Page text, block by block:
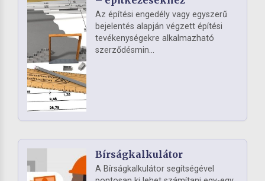
Az építési engedély vagy egyszerű
bejelentés alapján végzett építési
tevékenységekre alkalmazható
szerződésmin...
Bírságkalkulátor
A Bírságkalkulátor segítségével